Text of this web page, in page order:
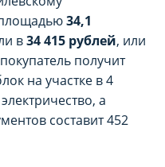
34,1
в34 415 рублей, или
получит
на участке в 4
а
составит 452